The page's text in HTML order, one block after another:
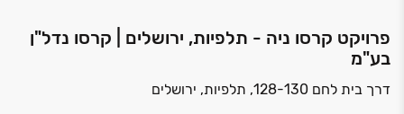
פרויקט קרסו ניה - תלפיות, ירושלים | קרסו נדל"ן
בע"מ
דרך בית לחם 128-130, תלפיות, ירושלים